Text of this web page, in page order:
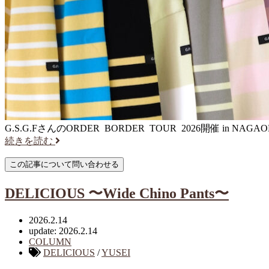
G.S.G.FさんのORDER BORDER TOUR 2026開催 in
続きを読む
DELICIOUS 〜Wide Chino Pants〜
2026.2.14
update: 2026.2.14
COLUMN
DELICIOUS /YUSEI